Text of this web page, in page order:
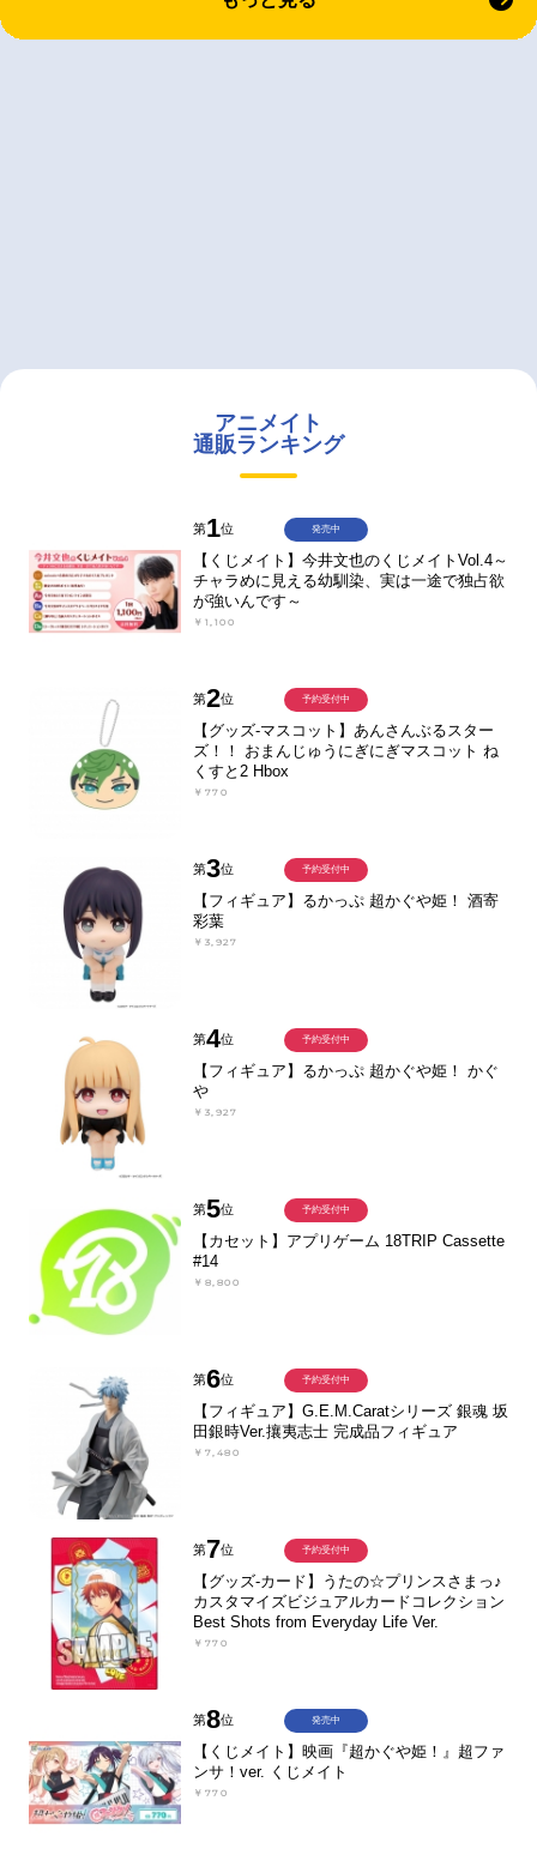
アニメイト
通販ランキング
第1位
【くじメイト】今井文也のくじメイトVol.4～
チャラめに見える幼馴染、実は一途で独占欲
が強いんです～
￥1,100
発売中
第2位
【グッズ-マスコット】あんさんぶるスター
ズ！！ おまんじゅうにぎにぎマスコット ね
くすと2 Hbox
￥770
予約受付中
第3位
【フィギュア】るかっぷ 超かぐや姫！ 酒寄
彩葉
￥3,927
予約受付中
第4位
【フィギュア】るかっぷ 超かぐや姫！ かぐ
や
￥3,927
予約受付中
第5位
【カセット】アプリゲーム 18TRIP Cassette
#14
￥8,800
予約受付中
第6位
【フィギュア】G.E.M.Caratシリーズ 銀魂 坂
田銀時Ver.攘夷志士 完成品フィギュア
￥7,480
予約受付中
第7位
【グッズ-カード】うたの☆プリンスさまっ♪
カスタマイズビジュアルカードコレクション
Best Shots from Everyday Life Ver.
￥770
予約受付中
第8位
【くじメイト】映画『超かぐや姫！』超ファ
ンサ！ver. くじメイト
￥770
発売中